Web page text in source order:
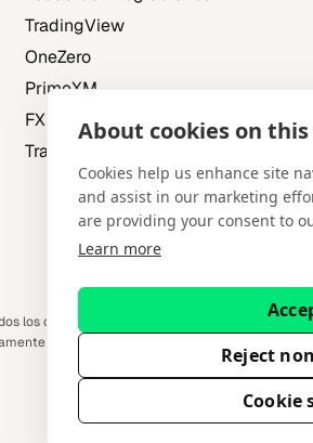
About cookies on
Cookies help us enhance site
and assist in our marketing
are providing your consent to
Learn more
Reject
Cookie
This
We've
TradingView
OneZero
PrimeXM
FXBO
Trading Central
los derechos reservados. Spotware Systems
informativos y no constituye